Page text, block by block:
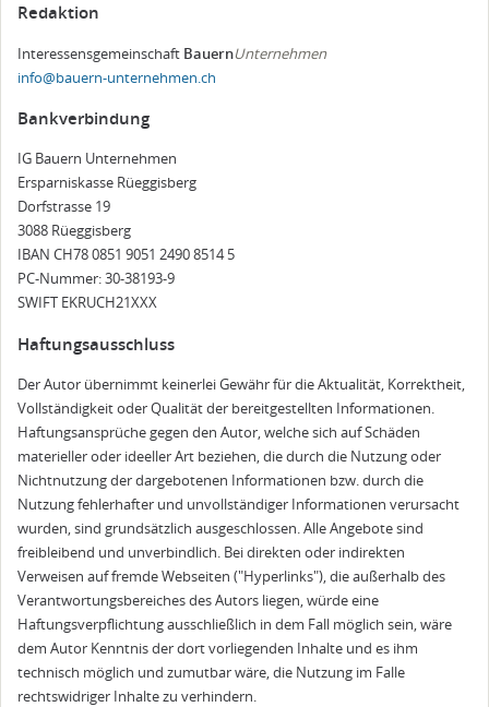
Redaktion
Interessensgemeinschaft BauernUnternehmen
info@bauern-unternehmen.ch
Bankverbindung
IG Bauern Unternehmen
Ersparniskasse Rüeggisberg
Dorfstrasse 19
3088 Rüeggisberg
IBAN CH78 0851 9051 2490 8514 5
PC-Nummer: 30-38193-9
SWIFT EKRUCH21XXX
Haftungsausschluss
Der Autor übernimmt keinerlei Gewähr für die Aktualität, Korrektheit,
Vollständigkeit oder Qualität der bereitgestellten Informationen.
Haftungsansprüche gegen den Autor, welche sich auf Schäden
materieller oder ideeller Art beziehen, die durch die Nutzung oder
Nichtnutzung der dargebotenen Informationen bzw. durch die
Nutzung fehlerhafter und unvollständiger Informationen verursacht
wurden, sind grundsätzlich ausge­schlossen. Alle Angebote sind
freibleibend und unverbindlich. Bei direkten oder indirekten
Verweisen auf fremde Webseiten ("Hyperlinks"), die außerhalb des
Verantwor­tungs­bereiches des Autors liegen, würde eine
Haftungsverpflichtung ausschließlich in dem Fall möglich sein, wäre
dem Autor Kenntnis der dort vorliegenden Inhalte und es ihm
technisch möglich und zumutbar wäre, die Nutzung im Falle
rechtswidriger Inhalte zu verhindern.